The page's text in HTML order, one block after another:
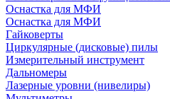
Оснастка для МФИ
Оснастка для МФИ
Гайковерты
Циркулярные (дисковые) пилы
Измерительный инструмент
Дальномеры
Лазерные уровни (нивелиры)